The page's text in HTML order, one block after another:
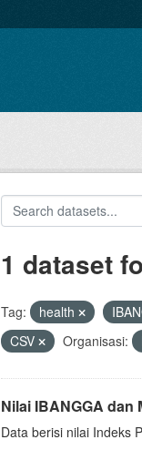
1 dataset
Tag: health
CSV
Organisasi:
Nilai IBANGGA dan
Data berisi nilai Indeks